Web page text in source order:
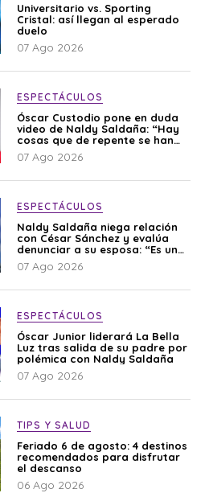
Universitario vs. Sporting
Cristal: así llegan al esperado
duelo
07 Ago 2026
ESPECTÁCULOS
Óscar Custodio pone en duda
video de Naldy Saldaña: “Hay
cosas que de repente se han
editado”
07 Ago 2026
ESPECTÁCULOS
Naldy Saldaña niega relación
con César Sánchez y evalúa
denunciar a su esposa: “Es una
difamación”
07 Ago 2026
ESPECTÁCULOS
Óscar Junior liderará La Bella
Luz tras salida de su padre por
polémica con Naldy Saldaña
07 Ago 2026
TIPS Y SALUD
Feriado 6 de agosto: 4 destinos
recomendados para disfrutar
el descanso
06 Ago 2026